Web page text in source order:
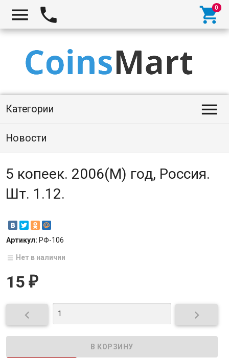
  
Категории 
Новости
5 копеек. 2006(М) год, Россия.
Шт. 1.12.
Артикул: РФ-106
Нет в наличии
15 ₽
 